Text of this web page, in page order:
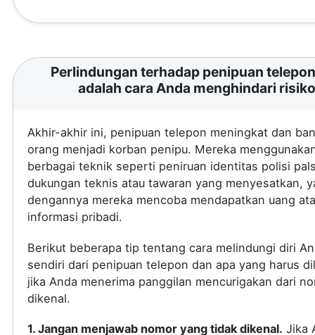
Perlindungan terhadap penipuan
adalah cara Anda menghindari risiko
Akhir-akhir ini, penipuan telepon meningkat dan
orang menjadi korban penipu. Mereka
berbagai teknik seperti peniruan identitas polisi
dukungan teknis atau tawaran yang menyesatkan,
dengannya mereka mencoba mendapatkan uang
informasi pribadi.
Berikut beberapa tip tentang cara melindungi diri
sendiri dari penipuan telepon dan apa yang harus
jika Anda menerima panggilan mencurigakan dari
dikenal.
1. Jangan menjawab nomor yang tidak dikenal. Jika